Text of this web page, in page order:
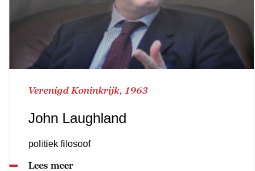
Verenigd Koninkrijk, 1963
John Laughland
politiek filosoof
Lees meer